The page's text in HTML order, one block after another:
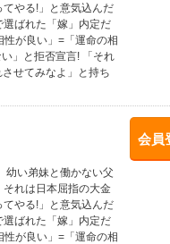
やる!」と意気込んだ
ばれた「嫁」内定だ
が良い」=「運命の相
」と拒否宣言! 「それ
せてみなよ」と持ち
会員
幼い弟妹と働かない父
れは日本屈指の大金
やる!」と意気込んだ
ばれた「嫁」内定だ
が良い」=「運命の相